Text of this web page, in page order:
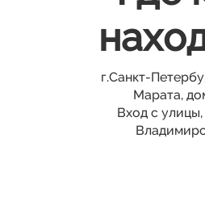
г.Санкт-
Марата,
Вход с